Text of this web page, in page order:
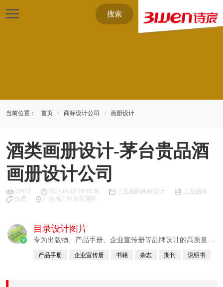
搜索
当前位置： 首页 商标设计公司 画册设计
酒类画册设计-茅台贵品酒
画册设计公司
12673 2021-04-07 19:18:38 三文品牌商标设计
三文品牌
白酒
广东省广州市天河区
v
目录设计图片
专为出版物、产品手册、企业宣传册等品牌设计的高质量画
产品手册 企业宣传册 书籍 杂志 期刊 说明书